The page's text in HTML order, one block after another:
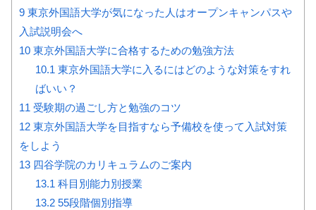
9 東京外国語大学が気になった人はオープンキャンパスや
入試説明会へ
10 東京外国語大学に合格するための勉強方法
10.1 東京外国語大学に入るにはどのような対策をすれ
ばいい？
11 受験期の過ごし方と勉強のコツ
12 東京外国語大学を目指すなら予備校を使って入試対策
をしよう
13 四谷学院のカリキュラムのご案内
13.1 科目別能力別授業
13.255段階個別指導